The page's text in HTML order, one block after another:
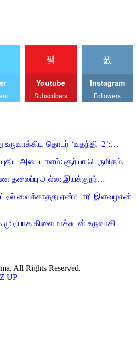
Youtube
Subscribers
Instagram
Followers
தொடர் ‘வதந்தி -2’:…
அடையாளம்: சூர்யா பெருமிதம்.
தலைப்பு அல்ல: இயக்குநர்…
வைக்காதது ஏன்? பாரி இளவழகன்
கிளைமாச்சுடன் உருவாகி
All Rights Reserved.
UP